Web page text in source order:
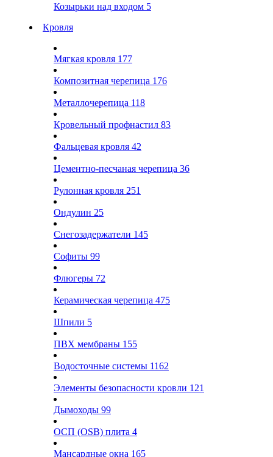
Козырьки над входом 5
Кровля
Мягкая кровля 177
Композитная черепица 176
Металлочерепица 118
Кровельный профнастил 83
Фальцевая кровля 42
Цементно-песчаная черепица 36
Рулонная кровля 251
Ондулин 25
Снегозадержатели 145
Софиты 99
Флюгеры 72
Керамическая черепица 475
Шпили 5
ПВХ мембраны 155
Водосточные системы 1162
Элементы безопасности кровли 121
Дымоходы 99
ОСП (OSB) плита 4
Мансардные окна 165